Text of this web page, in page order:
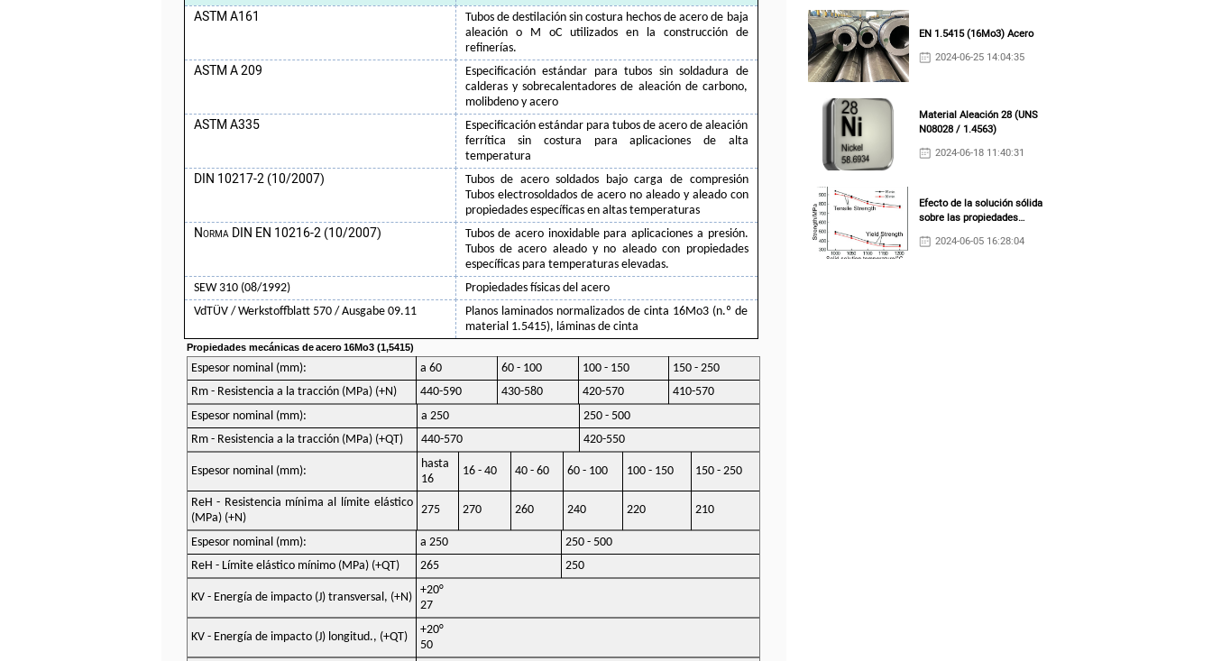
ASTM A161
Tubos de destilación sin costura hechos de acero de baja
aleación o M oC utilizados en la construcción de
refinerías.
ASTM A 209
Especificación estándar para tubos sin soldadura de
calderas y sobrecalentadores de aleación de carbono,
molibdeno y acero
ASTM A335
Especificación estándar para tubos de acero de aleación
ferrítica sin costura para aplicaciones de alta
temperatura
DIN 10217-2 (10/2007)
Tubos de acero soldados bajo carga de compresión
Tubos electrosoldados de acero no aleado y aleado con
propiedades específicas en altas temperaturas
Norma DIN EN 10216-2 (10/2007)
Tubos de acero inoxidable para aplicaciones a presión.
Tubos de acero aleado y no aleado con propiedades
específicas para temperaturas elevadas.
SEW 310 (08/1992)
Propiedades físicas del acero
VdTÜV / Werkstoffblatt 570 / Ausgabe 09.11
Planos laminados normalizados de cinta 16Mo3 (n.º de
material 1.5415), láminas de cinta
Propiedades mecánicas de acero 16Mo3 (1,5415)
Espesor nominal (mm): a 60 60 - 100 100 - 150
150 - 250
Rm - Resistencia a la tracción (MPa) (+N)
440-590 430-580 420-570
410-570
Espesor nominal (mm):
a 250
250 - 500
Rm - Resistencia a la tracción (MPa) (+QT)
440-570 420-550
Espesor nominal (mm):
hasta
16
16 - 40 40 - 60 60 - 100 100 - 150 150 - 250
ReH - Resistencia mínima al límite elástico
(MPa) (+N)
275 270 260 240 220 210
Espesor nominal (mm): a 250
250 - 500
ReH - Límite elástico mínimo (MPa) (+QT)
265 250
KV - Energía de impacto (J) transversal, (+N)
+20°
27
KV - Energía de impacto (J) longitud., (+QT)
+20°
50
EN 1.5415 (16Mo3) Acero
2024-06-25 14:04:35
Material Aleación 28 (UNS
N08028 / 1.4563)
2024-06-18 11:40:31
Efecto de la solución sólida
sobre las propiedades
aleación N06022
2024-06-05 16:28:04